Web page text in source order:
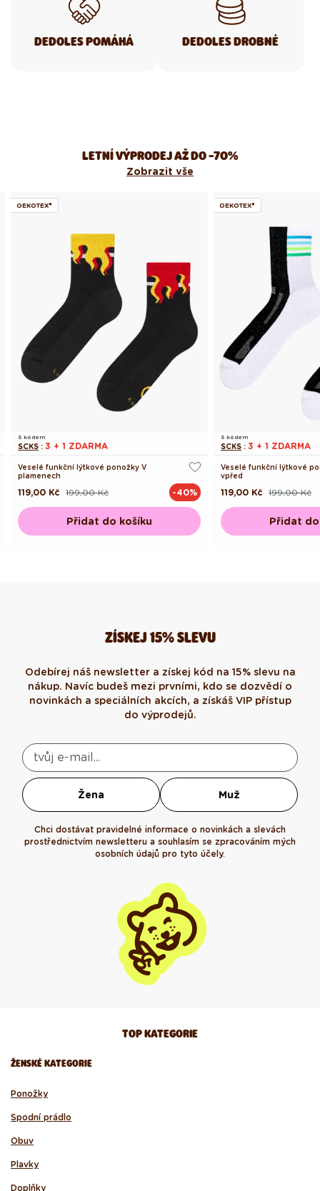
DEDOLES POMÁHÁ DEDOLES DROBNÉ
LETNÍ VÝPRODEJ AŽ DO -70%
Zobrazit vše
OEKOTEX®
S kódem
SCKS: 3 + 1 ZDARMA
Veselé funkční lýtkové ponožky V
plamenech
Běžná
199,00 Kč
Výprodejová
119,00 Kč -40%
Přidat do košíku
OEKOTEX®
S kódem
SCKS: 3 + 1 ZDARMA
Veselé funkční lýtkové
vpřed
Běžná
199,00 Kč
Výprodejová
119,00 Kč
Přidat
ZÍSKEJ 15% SLEVU
Odebírej náš newsletter a získej kód na 15% slevu na
nákup. Navíc budeš mezi prvními, kdo se dozvědí o
novinkách a speciálních akcích, a získáš VIP přístup
do výprodejů.
Žena Muž
Chci dostávat pravidelné informace o novinkách a slevách
prostřednictvím newsletteru a souhlasím se zpracováním mých
osobních údajů pro tyto účely.
TOP KATEGORIE
ŽENSKÉ KATEGORIE
Ponožky
Spodní prádlo
Obuv
Plavky
Doplňky